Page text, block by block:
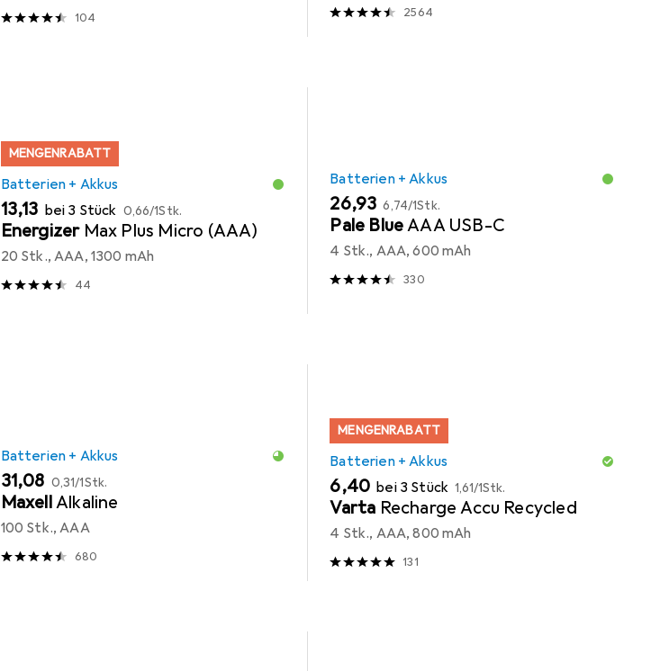
104 2564
MENGENRABATT
Batterien + Akkus
EUR
13,13 bei 3 Stück EUR
0,66/1Stk.
Energizer Max Plus Micro (AAA)
20 Stk., AAA, 1300 mAh
44
Batterien + Akkus
EUR
26,93 EUR
6,74/1Stk.
Pale BlueAAA USB-C
4 Stk., AAA, 600 mAh
330
Batterien + Akkus
EUR
31,08 EUR
0,31/1Stk.
MaxellAlkaline
100 Stk., AAA
680
MENGENRABATT
Batterien + Akkus
EUR
6,40 bei 3 Stück EUR
1,61/1Stk.
Varta Recharge Accu Recycled
4 Stk., AAA, 800 mAh
131